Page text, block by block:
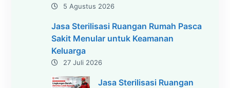
5 Agustus 2026
Jasa Sterilisasi Ruangan Rumah Pasca
Sakit Menular untuk Keamanan
Keluarga
27 Juli 2026
Jasa Sterilisasi Ruangan